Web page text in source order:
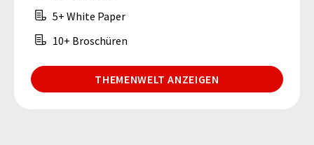
5+ White Paper
10+ Broschüren
THEMENWELT ANZEIGEN